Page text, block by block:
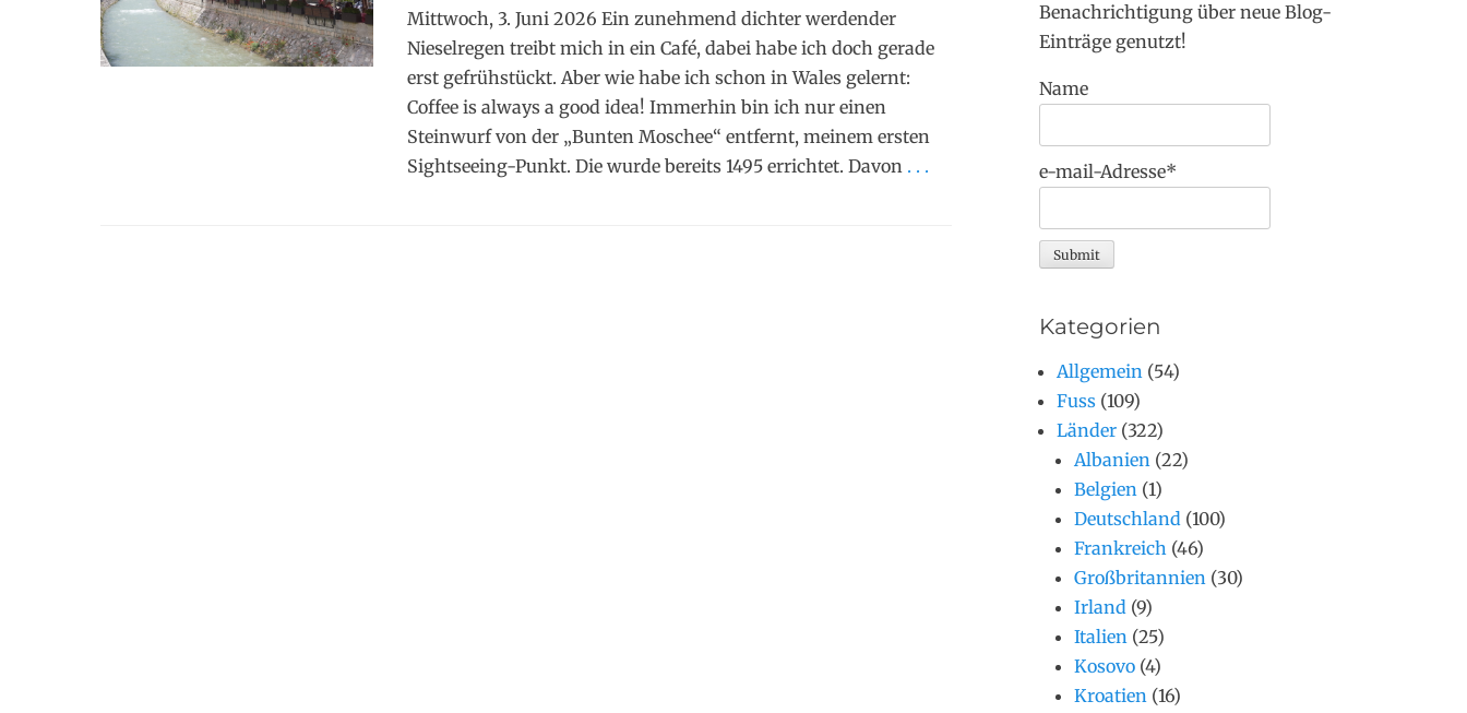
Mittwoch, 3. Juni 2026 Ein zunehmend dichter werdender
Nieselregen treibt mich in ein Café, dabei habe ich doch gerade
erst gefrühstückt. Aber wie habe ich schon in Wales gelernt:
Coffee is always a good idea! Immerhin bin ich nur einen
Steinwurf von der „Bunten Moschee“ entfernt, meinem ersten
Sightseeing-Punkt. Die wurde bereits 1495 errichtet. Davon . . .
Benachrichtigung über neue Blog-
Einträge genutzt!
Name
e-mail-Adresse*
Kategorien
Allgemein (54)
Fuss (109)
Länder (322)
Albanien (22)
Belgien (1)
Deutschland (100)
Frankreich (46)
Großbritannien (30)
Irland (9)
Italien (25)
Kosovo (4)
Kroatien (16)